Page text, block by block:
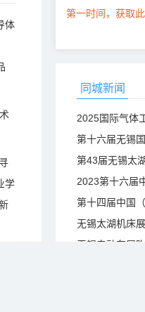
体
学
第一时间，获取
同城新闻
2025国际气体
第十六届无锡
第43届无锡太
2023第十六届
第十四届中国
无锡太湖机床
无锡电动车展昨